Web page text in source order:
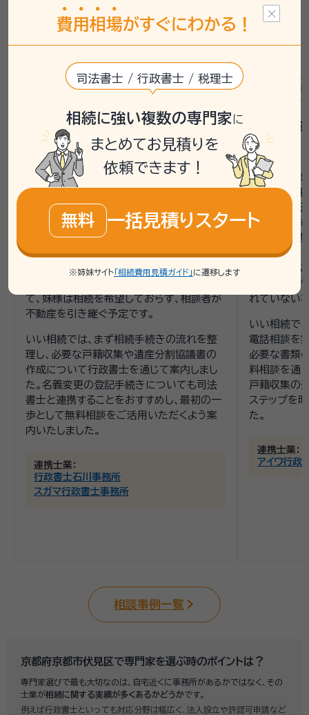
や相談先は、お客様の状況により異なるため、詳しくは専
門家や相談窓口へご確認ください。
相続登記 相続手続き 戸籍収集
父名義のままの不動産と遺産分
割で困惑
今回のご相談は、京都府にお住まいの方か
らのものでした。相談者のお母様が亡くな
り、お父様の名義が残ったままになっている
不動産の名義変更と、遺産分割協議書の作
成に困っておられました。また、お母様名義
の預金があるかもしれないということで、相
続手続きを進めるにあたり、どこから手をつ
て、妹様は相続を希望しておらず、相談者が
不動産を引き継ぐ予定です。
いい相続では、まず相続手続きの流れを整
理し、必要な戸籍収集や遺産分割協議書の
作成について行政書士を通じて案内しまし
た。名義変更の登記手続きについても司法
書士と連携することをおすすめし、最初の一
歩として無料相談をご活用いただくよう案
内いたしました。
連携士業：
行政書士石川事務所
スガマ行政書士事務所
銀行預
に悩む
相談者は母
戸籍収集、
いました。
金で、兄弟
ています。
が必要であ
必要がある
行手続きや
れていない
いい相続で
電話相談を
必要な書類
料相談を通
戸籍収集の
ステップを
た。
連携士業：
アイワ行政
相談事例一覧
京都府京都市伏見区で専門家を選ぶ時のポイントは？
専門家選びで最も大切なのは、自宅近くに事務所があるかではなく、その
士業が相続に関する実績が多くあるかどうかです。
例えば行政書士といっても対応分野は幅広く、法人設立や許認可申請など
費用 相場がすぐにわかる！
司法書士 / 行政書士 / 税理士
相続に強い複数の専門家に
まとめてお見積りを
依頼できます！
無料 一括見積りスタート
※姉妹サイト 「相続費用見積ガイド」 に遷移します